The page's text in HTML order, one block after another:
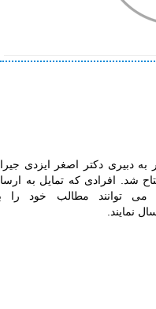
کن، راه برای مستقل‌ها باز است
به دبیری دکتر اصغر ایزدی
مصادف با 1 تیرماه 1391 افتتاح شد. افرادی که تمایل به
توانند مطالب خود را
نمایند.